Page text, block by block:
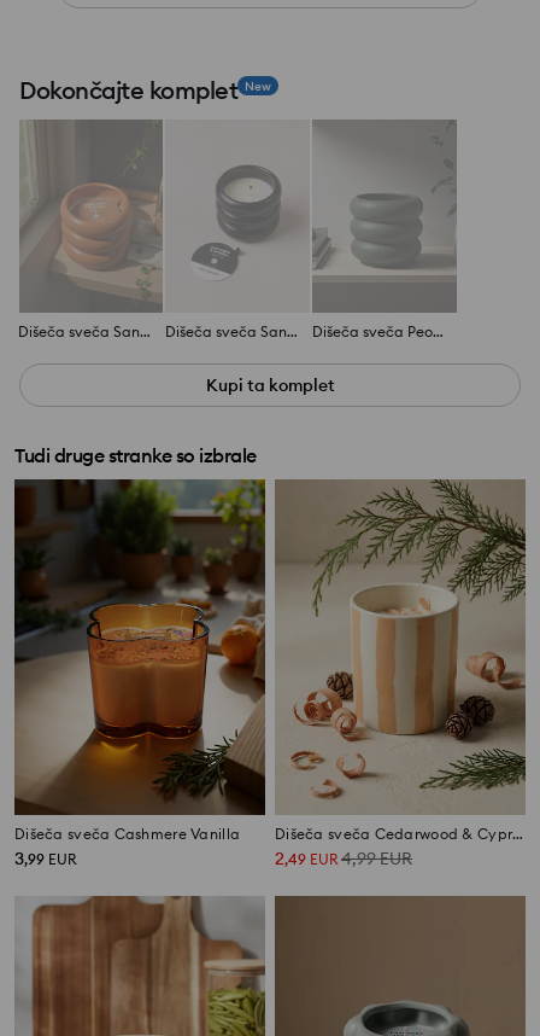
Dokončajte komplet New
Dišeča sveča Sandalwood & Patchouli Dišeča sveča Sandalwood & Patchouli Dišeča sveča Peony Blossom
Kupi ta komplet
Tudi druge stranke so izbrale
Dišeča sveča Cashmere Vanilla
3,99 EUR
Dišeča sveča Cedarwood & Cypress
2,49 EUR4,99EUR